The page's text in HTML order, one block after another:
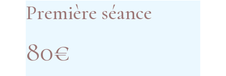
Première séance
80€